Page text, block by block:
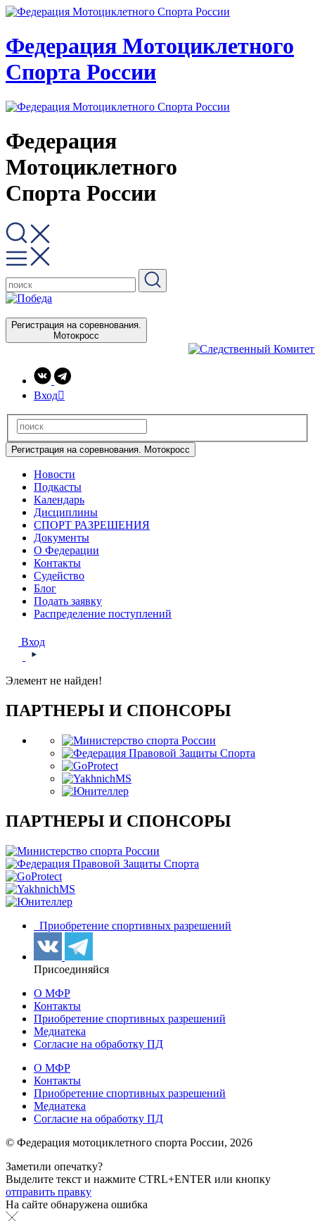
Федерация Мотоциклетного
Спорта России
Федерация
Мотоциклетного
Спорта России
Регистрация на соревнования.
Мотокросс
Вход
Регистрация на соревнования. Мотокросс
Новости
Подкасты
Календарь
Дисциплины
СПОРТ РАЗРЕШЕНИЯ
Документы
О Федерации
Контакты
Судейство
Блог
Подать заявку
Распределение поступлений
Вход
Элемент не найден!
ПАРТНЕРЫ И СПОНСОРЫ
ПАРТНЕРЫ И СПОНСОРЫ
Приобретение спортивных разрешений
Присоединяйся
О МФР
Контакты
Приобретение спортивных разрешений
Медиатека
Согласие на обработку ПД
О МФР
Контакты
Приобретение спортивных разрешений
Медиатека
Согласие на обработку ПД
© Федерация мотоциклетного спорта России, 2026
Заметили опечатку?
Выделите текст и нажмите CTRL+ENTER или кнопку
отправить правку
На сайте обнаружена ошибка